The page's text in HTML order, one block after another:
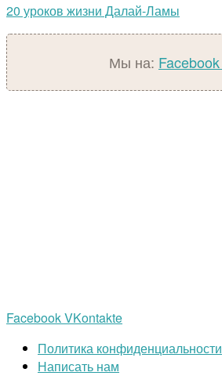
20 уроков жизни Далай-Ламы
Мы на: Facebook
FacebookVKontakte
Политика конфиденциальности
Написать нам